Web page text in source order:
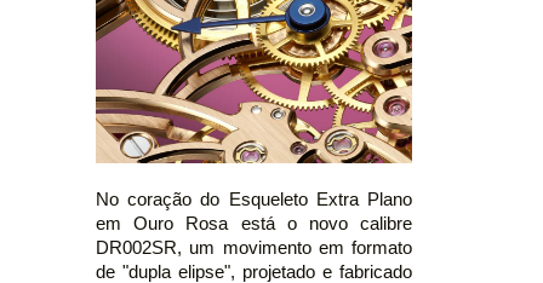
No coração do Esqueleto Extra Plano
em Ouro Rosa está o novo calibre
DR002SR, um movimento em formato
de "dupla elipse", projetado e fabricado